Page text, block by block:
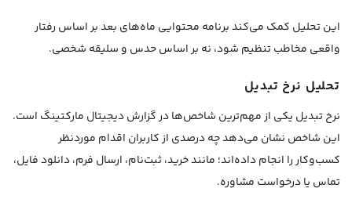
این تحلیل کمک می‌کند برنامه محتوایی ماه‌های بعد بر اساس رفتار
واقعی مخاطب تنظیم شود، نه بر اساس حدس و سلیقه شخصی.
تحلیل نرخ تبدیل
نرخ تبدیل یکی از مهم‌ترین شاخص‌ها در گزارش دیجیتال مارکتینگ است.
این شاخص نشان می‌دهد چه درصدی از کاربران اقدام موردنظر
کسب‌وکار را انجام داده‌اند؛ مانند خرید، ثبت‌نام، ارسال فرم، دانلود فایل،
تماس یا درخواست مشاوره.